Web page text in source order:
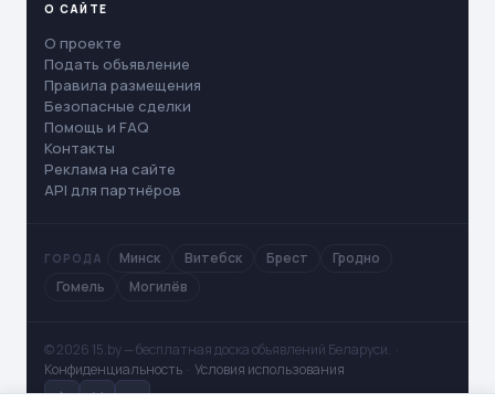
О САЙТЕ
О проекте
Подать объявление
Правила размещения
Безопасные сделки
Помощь и FAQ
Контакты
Реклама на сайте
API для партнёров
ГОРОДА Минск Витебск Брест
Гродно
Гомель
Могилёв
© 2026 15.by — бесплатная доска объявлений Беларуси. ·
Конфиденциальность · Условия использования
✈ V ◻